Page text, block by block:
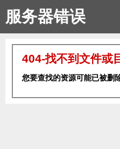
服务器错误
404-找不到文件或
您要查找的资源可能已被删